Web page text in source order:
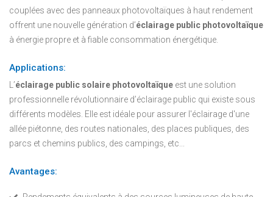
couplées avec des panneaux photovoltaïques à haut rendement
offrent une nouvelle génération d’éclairage public photovoltaïque
à énergie propre et à fiable consommation énergétique.
Applications:
L’éclairage public solaire photovoltaïque est une solution
professionnelle révolutionnaire d’éclairage public qui existe sous
différents modèles. Elle est idéale pour assurer l'éclairage d'une
allée piétonne, des routes nationales, des places publiques, des
parcs et chemins publics, des campings, etc...
Avantages: